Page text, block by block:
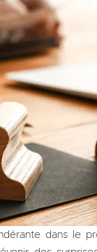
dans le